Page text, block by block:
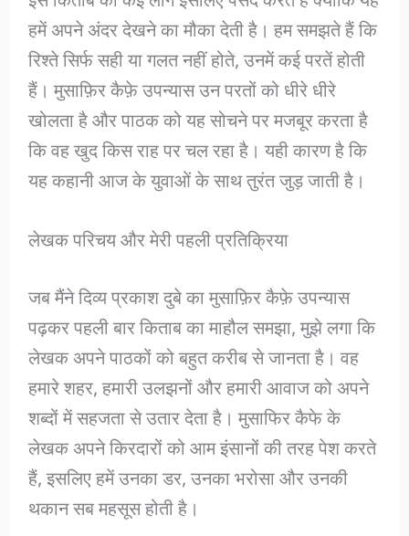
हमें अपने अंदर देखने का मौका देती है। हम समझते हैं कि
रिश्ते सिर्फ सही या गलत नहीं होते, उनमें कई परतें होती
हैं। मुसाफ़िर कैफ़े उपन्यास उन परतों को धीरे धीरे
खोलता है और पाठक को यह सोचने पर मजबूर करता है
कि वह खुद किस राह पर चल रहा है। यही कारण है कि
यह कहानी आज के युवाओं के साथ तुरंत जुड़ जाती है।
लेखक परिचय और मेरी पहली प्रतिक्रिया
जब मैंने दिव्य प्रकाश दुबे का मुसाफ़िर कैफ़े उपन्यास
पढ़कर पहली बार किताब का माहौल समझा, मुझे लगा कि
लेखक अपने पाठकों को बहुत करीब से जानता है। वह
हमारे शहर, हमारी उलझनों और हमारी आवाज को अपने
शब्दों में सहजता से उतार देता है। मुसाफिर कैफे के
लेखक अपने किरदारों को आम इंसानों की तरह पेश करते
हैं, इसलिए हमें उनका डर, उनका भरोसा और उनकी
थकान सब महसूस होती है।